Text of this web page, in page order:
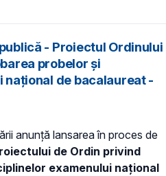
- Proiectul Ordinului
probelor și
de bacalaureat -
anunță lansarea în proces de
de Ordin privind
examenului național